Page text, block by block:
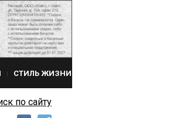
СТИЛЬ ЖИЗНИ
по сайту